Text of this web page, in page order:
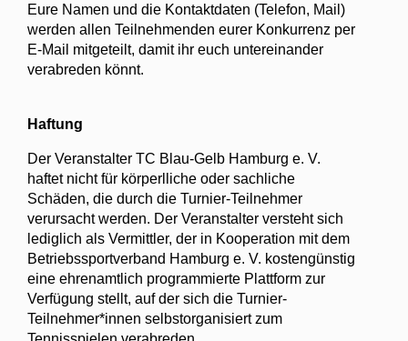
Eure Namen und die Kontaktdaten (Telefon, Mail)
werden allen Teilnehmenden eurer Konkurrenz per
E-Mail mitgeteilt, damit ihr euch untereinander
verabreden könnt.
Haftung
Der Veranstalter TC Blau-Gelb Hamburg e. V.
haftet nicht für körperlliche oder sachliche
Schäden, die durch die Turnier-Teilnehmer
verursacht werden. Der Veranstalter versteht sich
lediglich als Vermittler, der in Kooperation mit dem
Betriebssportverband Hamburg e. V. kostengünstig
eine ehrenamtlich programmierte Plattform zur
Verfügung stellt, auf der sich die Turnier-
Teilnehmer*innen selbstorganisiert zum